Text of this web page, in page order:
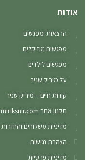
ומפגשים
מוזיקלים
לילדים
שניר
חיים – מיריק שניר
משלוחים והחזרות
נגישות
פרטיות